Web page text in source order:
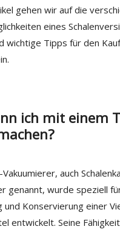
gehen wir auf die
eines
wichtige Tipps für den
ich mit einem
Vakuumierer, auch
genannt, wurde speziell
und Konservierung einer
entwickelt. Seine